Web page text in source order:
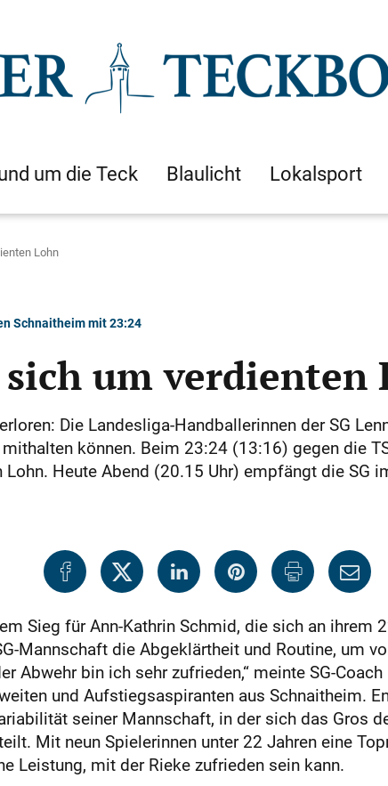
um die Teck Blaulicht Lokalsport
Lohn
Schnaitheim mit 23:24
um verdienten
Die Landesliga-Handballerinnen der SG
können. Beim 23:24 (13:16) gegen die
Heute Abend (20.15 Uhr) empfängt die SG
Sieg für Ann-Kathrin Schmid, die sich an ihrem
Mannschaft die Abgeklärtheit und Routine, um
Abwehr bin ich sehr zufrieden,“ meinte SG-
und Aufstiegs­aspiranten aus Schnaitheim.
seiner Mannschaft, in der sich das Gros
Mit neun Spielerinnen unter 22 Jahren eine
Leistung, mit der Rieke zufrieden sein kann.